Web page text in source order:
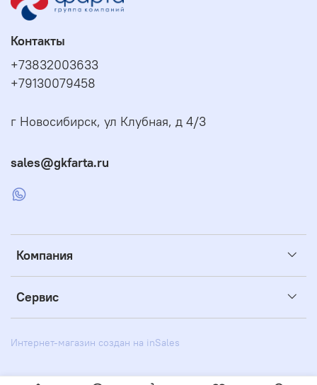
Компания
Сервис
Контакты
+73832003633
+79130079458
г Новосибирск, ул Клубная, д 4/3
sales@gkfarta.ru
Интернет-магазин создан на inSales